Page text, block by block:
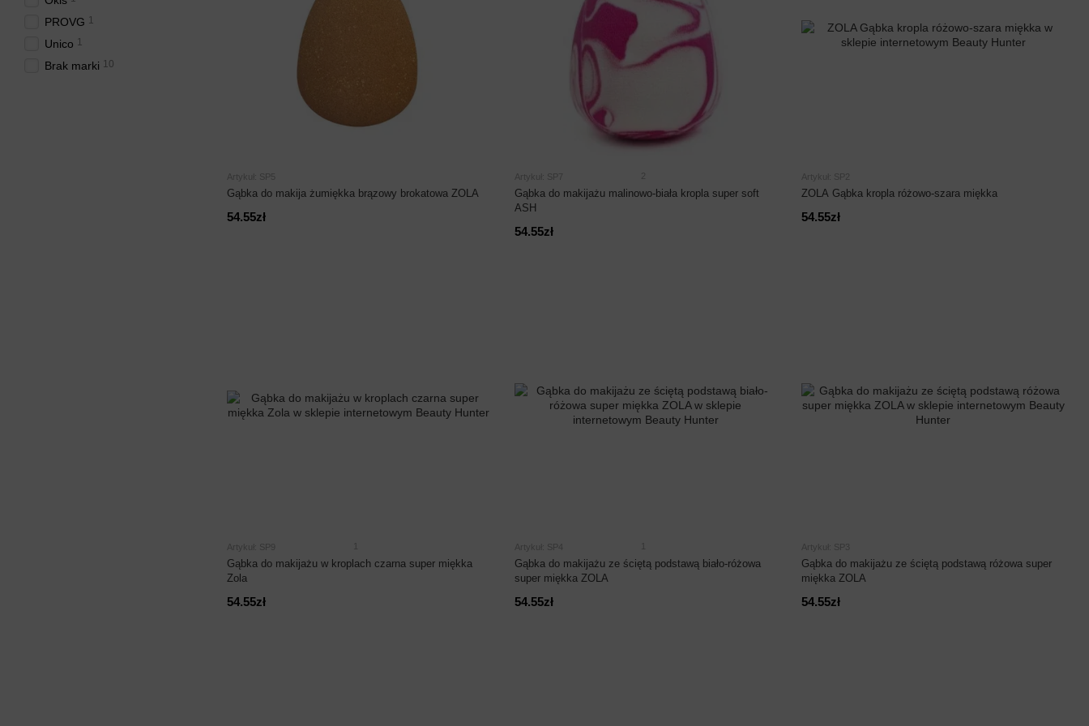
Artykuł: SP5
Gąbka do makija żumiękka brązowy brokatowa ZOLA
54.55zł
Artykuł: SP7
Gąbka do makijażu malinowo-biała kropla super soft
ASH
54.55zł
Artykuł: SP2
ZOLA Gąbka kropla różowo-szara miękka
54.55zł
Artykuł: SP9
Gąbka do makijażu w kroplach czarna super miękka
Zola
54.55zł
Artykuł: SP4
Gąbka do makijażu ze ściętą podstawą biało-różowa
super miękka ZOLA
54.55zł
Artykuł: SP3
Gąbka do makijażu ze ściętą podstawą różowa super
miękka ZOLA
54.55zł
PROVG 1
Unico 1
Brak marki 10